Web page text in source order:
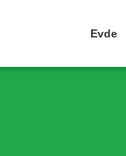
Evde